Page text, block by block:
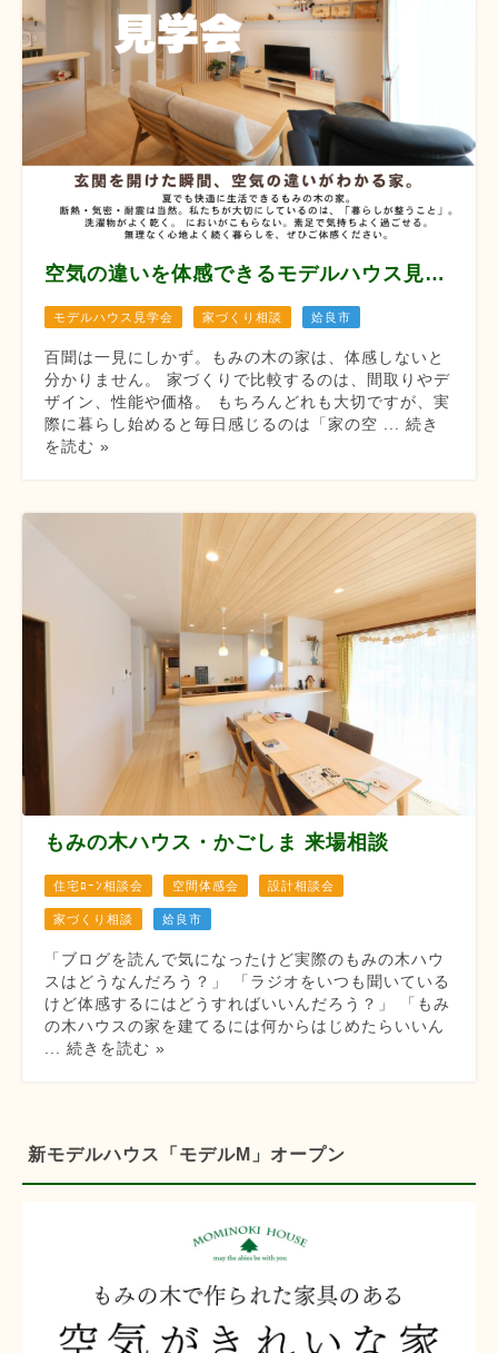
空気の違いを体感できるモデルハウス見学会 【8月12/13/14/22/23/29/30】
モデルハウス見学会 家づくり相談 姶良市
百聞は一見にしかず。もみの木の家は、体感しないと
分かりません。 家づくりで比較するのは、間取りやデ
ザイン、性能や価格。 もちろんどれも大切ですが、実
際に暮らし始めると毎日感じるのは「家の空 ... 続き
を読む »
もみの木ハウス・かごしま 来場相談
住宅ﾛｰﾝ相談会 空間体感会 設計相談会
家づくり相談 姶良市
「ブログを読んで気になったけど実際のもみの木ハウ
スはどうなんだろう？」 「ラジオをいつも聞いている
けど体感するにはどうすればいいんだろう？」 「もみ
の木ハウスの家を建てるには何からはじめたらいいん
... 続きを読む »
新モデルハウス「モデルM」オープン